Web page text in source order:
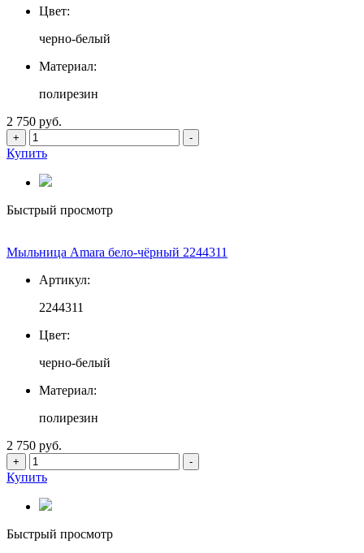
Цвет:
черно-белый
Материал:
полирезин
2 750 руб.
+ -
Купить
Быстрый просмотр
Мыльница Amara бело-чёрный 2244311
Артикул:
2244311
Цвет:
черно-белый
Материал:
полирезин
2 750 руб.
+ -
Купить
Быстрый просмотр